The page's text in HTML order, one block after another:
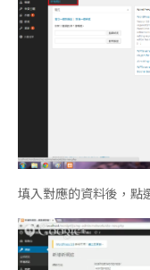
填入對應的資料後，點